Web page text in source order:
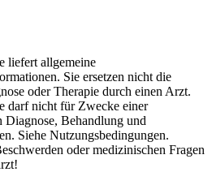
liefert allgemeine
Sie ersetzen nicht die
oder Therapie durch einen Arzt.
darf nicht für Zwecke einer
Diagnose, Behandlung und
Siehe Nutzungsbedingungen.
oder medizinischen Fragen